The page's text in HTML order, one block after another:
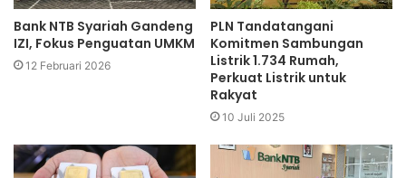
Bank NTB Syariah Gandeng
IZI, Fokus Penguatan UMKM
12 Februari 2026
PLN Tandatangani
Komitmen Sambungan
Listrik 1.734 Rumah,
Perkuat Listrik untuk
Rakyat
10 Juli 2025